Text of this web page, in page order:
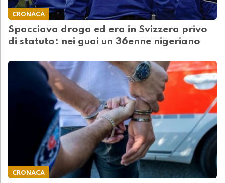
CRONACA
Spacciava droga ed era in Svizzera privo
di statuto: nei guai un 36enne nigeriano
CRONACA